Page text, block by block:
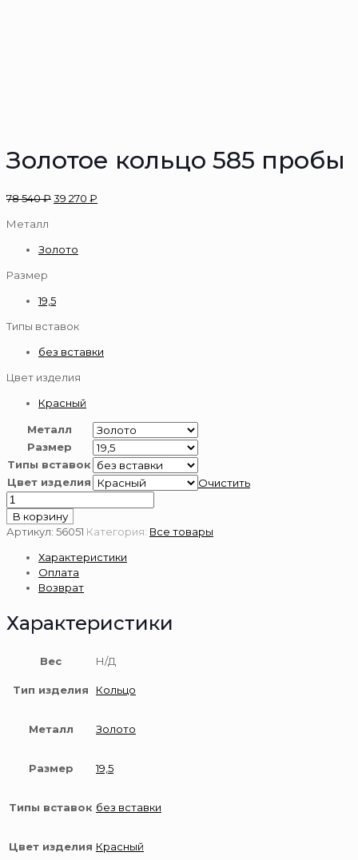
Золотое кольцо 585 пробы
78 540₽39 270 ₽
Металл
Золото
Размер
19,5
Типы вставок
без вставки
Цвет изделия
Красный
Металл
Размер
Типы вставок
Цвет изделия
Очистить
Количество
товара
Золотое
пробы
В корзину
Артикул: 56051 Категория: Все товары
Характеристики
Оплата
Возврат
Характеристики
Вес Н/Д
Тип изделия Кольцо
Металл Золото
Размер 19,5
Типы вставок без вставки
Цвет изделия Красный